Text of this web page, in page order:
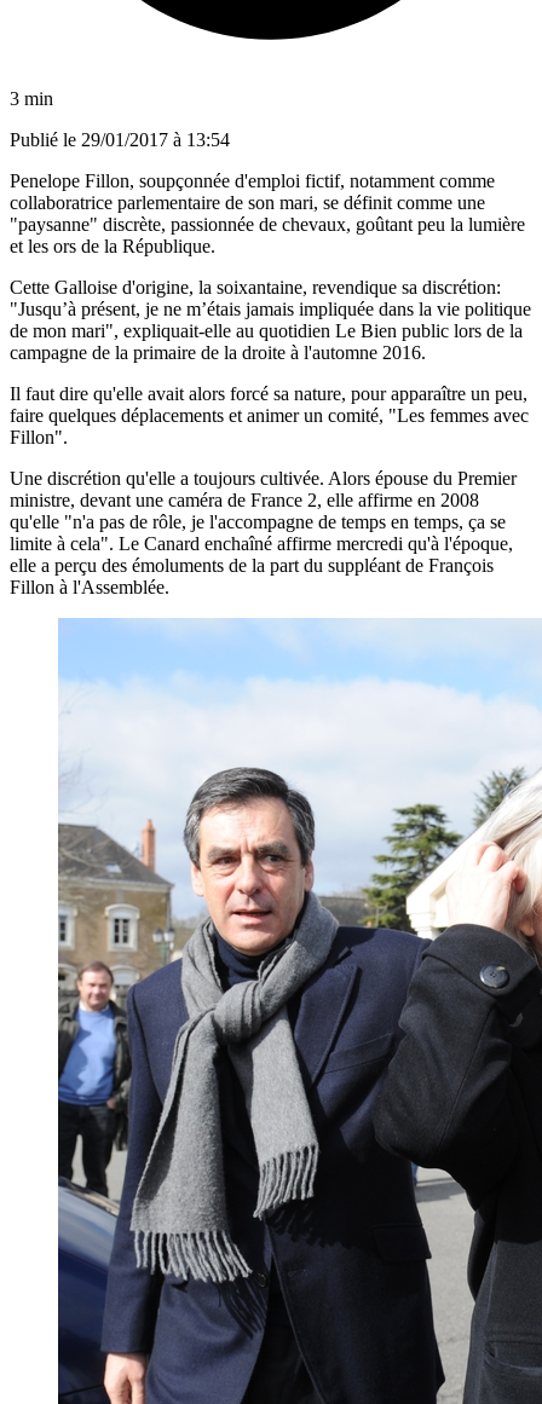
3 min
Publié le 29/01/2017 à 13:54
Penelope Fillon, soupçonnée d'emploi fictif, notamment comme
collaboratrice parlementaire de son mari, se définit comme une
"paysanne" discrète, passionnée de chevaux, goûtant peu la lumière
et les ors de la République.
Cette Galloise d'origine, la soixantaine, revendique sa discrétion:
"Jusqu’à présent, je ne m’étais jamais impliquée dans la vie politique
de mon mari", expliquait-elle au quotidien Le Bien public lors de la
campagne de la primaire de la droite à l'automne 2016.
Il faut dire qu'elle avait alors forcé sa nature, pour apparaître un peu,
faire quelques déplacements et animer un comité, "Les femmes avec
Fillon".
Une discrétion qu'elle a toujours cultivée. Alors épouse du Premier
ministre, devant une caméra de France 2, elle affirme en 2008
qu'elle "n'a pas de rôle, je l'accompagne de temps en temps, ça se
limite à cela". Le Canard enchaîné affirme mercredi qu'à l'époque,
elle a perçu des émoluments de la part du suppléant de François
Fillon à l'Assemblée.